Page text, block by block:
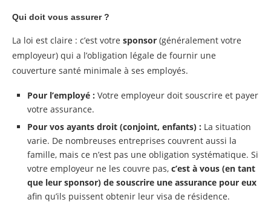
Qui doit vous assurer ?
La loi est claire : c’est votre sponsor (généralement votre
employeur) qui a l’obligation légale de fournir une
couverture santé minimale à ses employés.
Pour l’employé : Votre employeur doit souscrire et payer
votre assurance.
Pour vos ayants droit (conjoint, enfants) : La situation
varie. De nombreuses entreprises couvrent aussi la
famille, mais ce n’est pas une obligation systématique. Si
votre employeur ne les couvre pas, c’est à vous (en tant
que leur sponsor) de souscrire une assurance pour eux
afin qu’ils puissent obtenir leur visa de résidence.